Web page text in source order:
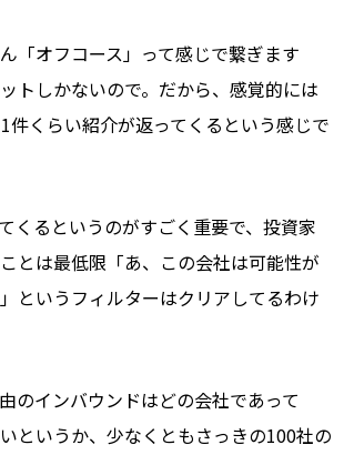
「オフコース」って感じで繋ぎます
トしかないので。だから、感覚的には
件くらい紹介が返ってくるという感じで
くるというのがすごく重要で、投資家
とは最低限「あ、この会社は可能性が
というフィルターはクリアしてるわけ
のインバウンドはどの会社であって
というか、少なくともさっきの100社の